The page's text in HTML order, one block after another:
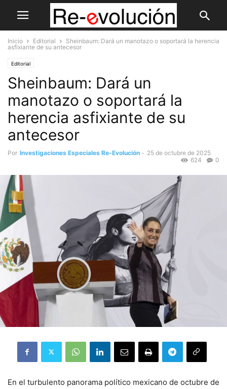
Inicio Editorial
Sheinbaum: Dará un manotazo o soportará la herencia
asfixiante de su antecesor
Editorial
Sheinbaum: Dará un
manotazo o soportará la
herencia asfixiante de su
antecesor
Por Investigaciones Especiales Re-Evolución - 25 de octubre de 2025
0
624
En el turbulento panorama político mexicano de octubre de